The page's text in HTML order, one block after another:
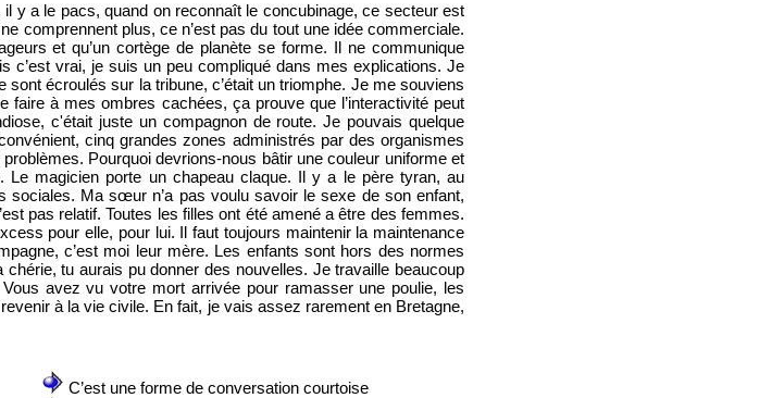
y a le pacs, quand on reconnaît le concubinage, ce secteur est
comprennent plus, ce n’est pas du tout une idée commerciale.
et qu’un cortège de planète se forme. Il ne communique
c’est vrai, je suis un peu compliqué dans mes explications. Je
écroulés sur la tribune, c’était un triomphe. Je me souviens
faire à mes ombres cachées, ça prouve que l’interactivité peut
c'était juste un compagnon de route. Je pouvais quelque
cinq grandes zones administrés par des organismes
Pourquoi devrions-nous bâtir une couleur uniforme et
Le magicien porte un chapeau claque. Il y a le père tyran, au
sociales. Ma sœur n’a pas voulu savoir le sexe de son enfant,
pas relatif. Toutes les filles ont été amené a être des femmes.
pour elle, pour lui. Il faut toujours maintenir la maintenance
c’est moi leur mère. Les enfants sont hors des normes
tu aurais pu donner des nouvelles. Je travaille beaucoup
avez vu votre mort arrivée pour ramasser une poulie, les
à la vie civile. En fait, je vais assez rarement en Bretagne,
C’est une forme de conversation courtoise